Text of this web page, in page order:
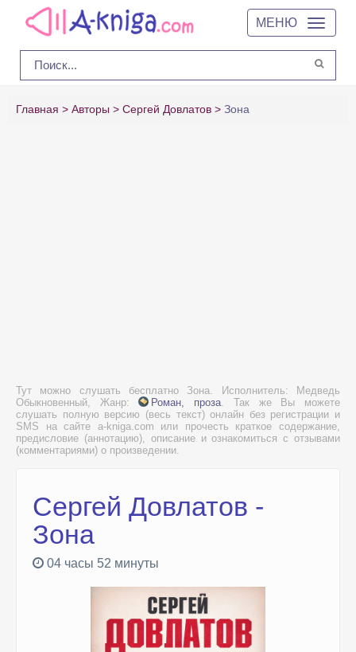
МЕНЮ
Главная Авторы Сергей Довлатов Зона
Тут можно слушать бесплатно Зона. Исполнитель: Медведь
Обыкновенный, Жанр:
Роман, проза. Так же Вы можете
слушать полную версию (весь текст) онлайн без регистрации и
SMS на сайте a-kniga.com или прочесть краткое содержание,
предисловие (аннотацию), описание и ознакомиться с отзывами
(комментариями) о произведении.
Сергей Довлатов -
Зона
04 часы 52 минуты